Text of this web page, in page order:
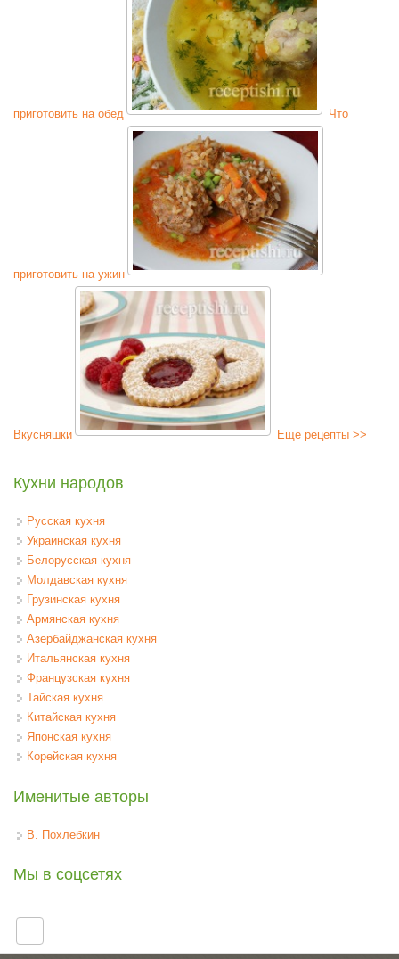
приготовить на обед Что
приготовить на ужин
Вкусняшки Еще рецепты >>
Кухни народов
Русская кухня
Украинская кухня
Белорусская кухня
Молдавская кухня
Грузинская кухня
Армянская кухня
Азербайджанская кухня
Итальянская кухня
Французская кухня
Тайская кухня
Китайская кухня
Японская кухня
Корейская кухня
Именитые авторы
В. Похлебкин
Мы в соцсетях